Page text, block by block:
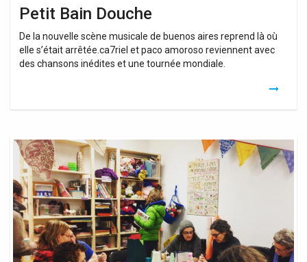
Petit Bain Douche
De la nouvelle scène musicale de buenos aires reprend là où
elle s’était arrêtée.ca7riel et paco amoroso reviennent avec
des chansons inédites et une tournée mondiale.
Douche
D’angle
Petit
Espace